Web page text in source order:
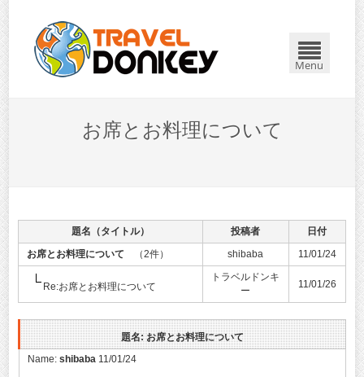
Menu
お席とお料理について
題名（タイトル） 投稿者
日付
お席とお料理について （2件） shibaba 11/01/24
Re:お席とお料理について
トラベルドンキ
ー
11/01/26
題名: お席とお料理について
Name: shibaba11/01/24